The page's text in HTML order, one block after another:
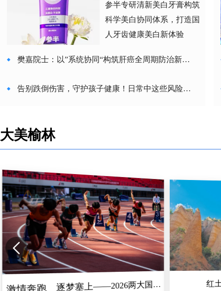
参半专研清新美白牙膏构筑
科学美白协同体系，打造国
人牙齿健康美白新体验
樊嘉院士：以”系统协同“构筑肝癌全周期防治新体
系
告别跌倒伤害，守护孩子健康！日常中这些风险家
期健康管理，AI赋能患者长期随访
大美榆林
激情奔跑 逐梦塞上——2026两大国家 红